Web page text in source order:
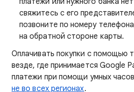
свяжитесь с его
позвоните по номеру
на обратной стороне карты.
Оплачивать покупки с помощью
везде, где принимается Google
платежи при помощи умных
не во всех регионах.